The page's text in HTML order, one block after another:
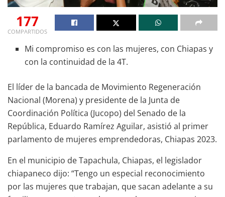
177
COMPARTIDOS
Mi compromiso es con las mujeres, con Chiapas y
con la continuidad de la 4T.
El líder de la bancada de Movimiento Regeneración
Nacional (Morena) y presidente de la Junta de
Coordinación Política (Jucopo) del Senado de la
República, Eduardo Ramírez Aguilar, asistió al primer
parlamento de mujeres emprendedoras, Chiapas 2023.
En el municipio de Tapachula, Chiapas, el legislador
chiapaneco dijo: “Tengo un especial reconocimiento
por las mujeres que trabajan, que sacan adelante a su